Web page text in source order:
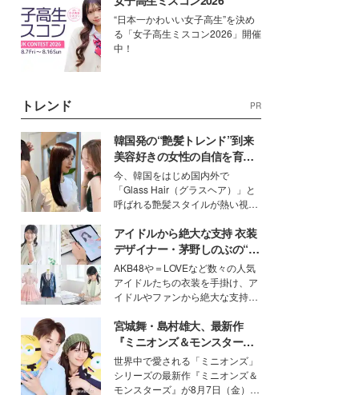
“日本一かわいい女子高生”を決め
る「女子高生ミスコン2026」開催
中！
トレンド PR
韓国発の“艶髪トレンド”到来
美容好きの女性の自信を育む
「ヘアケア事情」って？
今、韓国をはじめ国内外で
「Glass Hair（グラスヘア）」と
呼ばれる艶髪スタイルが熱い視線
ションの完成度を高めるベースと
して、“髪そのものの美しさ”に改
めて注目する人が増えている様
子。今回は、そんな憧れの艶やか
な髪を日常で叶える、美容好きの
女性たちのヘアケア事情を紹介し
ます。
アイドルから絶大な支持 衣装
デザイナー・茅野しのぶの“可
愛い”を作る美学＜「シチズン
クロスシー」インタビュー＞
AKB48や＝LOVEなど数々の人気
アイドルたちの衣装を手掛け、ア
イドルやファンから絶大な支持を
取締役兼クリエイティブディレク
ター・茅野しのぶ。一人ひとりの
個性に寄り添い、魅力を引き出す
衣装作りは、多くの女性たちに勇
気と自信を与え続けている。
宮城舞・島村雄大、最新作
『ミニオンズ＆モンスター
ズ』の魅力熱弁 ハチャメチャ
だけじゃない“友情と絆”に感
動
世界中で愛される「ミニオンズ」
シリーズの最新作『ミニオンズ＆
モンスターズ』が8月7日（金）に